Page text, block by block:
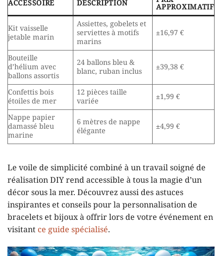
ACCESSOIRE DESCRIPTION
APPROXIMATIF
Kit vaisselle
jetable marin
Assiettes, gobelets et
serviettes à motifs
marins
±16,97 €
Bouteille
d’hélium avec
ballons assortis
24 ballons bleu &
blanc, ruban inclus
±39,38 €
Confettis bois
étoiles de mer
12 pièces taille
variée
±1,99 €
Nappe papier
damassé bleu
marine
6 mètres de nappe
élégante
±4,99 €
Le voile de simplicité combiné à un travail soigné de
réalisation DIY rend accessible à tous la magie d’un
décor sous la mer. Découvrez aussi des astuces
inspirantes et conseils pour la personnalisation de
bracelets et bijoux à offrir lors de votre événement en
visitant ce guide spécialisé.